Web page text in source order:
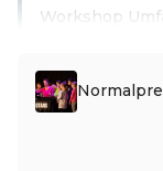
Workshop